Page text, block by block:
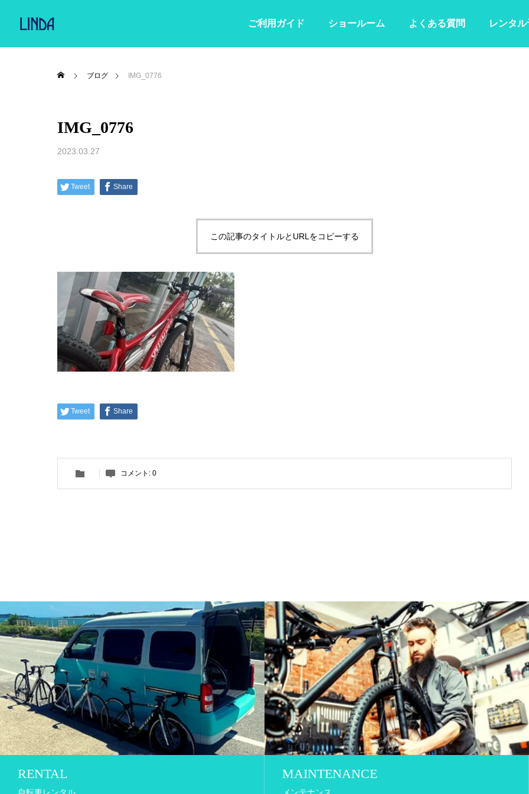
ご利用ガイド ショールーム よくある質問 レンタル
ブログ IMG_0776
IMG_0776
2023.03.27
Tweet Share
この記事のタイトルとURLをコピーする
Tweet Share
コメント: 0
RENTAL
自転車レンタル
MAINTENANCE
メンテナンス